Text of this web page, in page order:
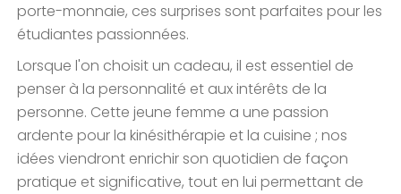
porte-monnaie, ces surprises sont parfaites pour les
étudiantes passionnées.
Lorsque l'on choisit un cadeau, il est essentiel de
penser à la personnalité et aux intérêts de la
personne. Cette jeune femme a une passion
ardente pour la kinésithérapie et la cuisine ; nos
idées viendront enrichir son quotidien de façon
pratique et significative, tout en lui permettant de